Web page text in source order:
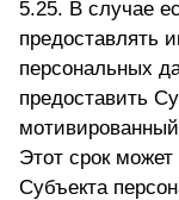
5.25. В случае
предоставлять
персональных
предоставить
Этот срок
Субъекта